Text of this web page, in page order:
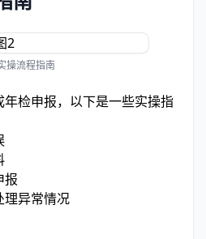
操流程指南
检申报，以下是一些实操指
报
理异常情况